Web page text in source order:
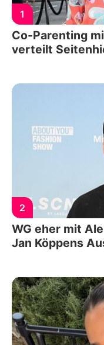
1
Co-Parenting
verteilt
2
WG eher mit
Jan Köppens